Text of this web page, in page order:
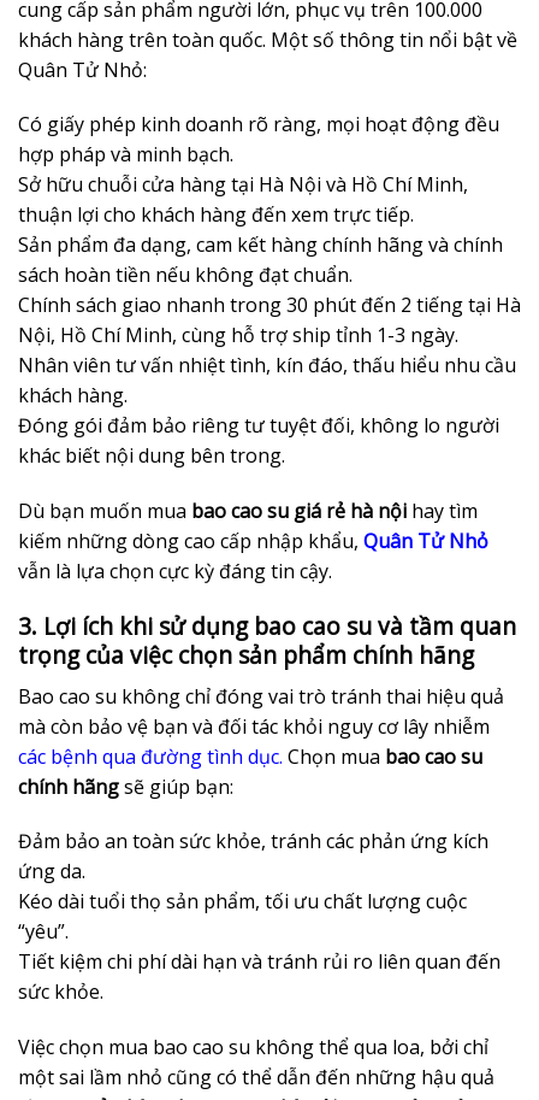
cung cấp sản phẩm người lớn, phục vụ trên 100.000
khách hàng trên toàn quốc. Một số thông tin nổi bật về
Quân Tử Nhỏ:
Có giấy phép kinh doanh rõ ràng, mọi hoạt động đều
hợp pháp và minh bạch.
Sở hữu chuỗi cửa hàng tại Hà Nội và Hồ Chí Minh,
thuận lợi cho khách hàng đến xem trực tiếp.
Sản phẩm đa dạng, cam kết hàng chính hãng và chính
sách hoàn tiền nếu không đạt chuẩn.
Chính sách giao nhanh trong 30 phút đến 2 tiếng tại Hà
Nội, Hồ Chí Minh, cùng hỗ trợ ship tỉnh 1-3 ngày.
Nhân viên tư vấn nhiệt tình, kín đáo, thấu hiểu nhu cầu
khách hàng.
Đóng gói đảm bảo riêng tư tuyệt đối, không lo người
khác biết nội dung bên trong.
Dù bạn muốn mua bao cao su giá rẻ hà nội hay tìm
kiếm những dòng cao cấp nhập khẩu, Quân Tử Nhỏ
vẫn là lựa chọn cực kỳ đáng tin cậy.
3. Lợi ích khi sử dụng bao cao su và tầm quan
trọng của việc chọn sản phẩm chính hãng
Bao cao su không chỉ đóng vai trò tránh thai hiệu quả
mà còn bảo vệ bạn và đối tác khỏi nguy cơ lây nhiễm
các bệnh qua đường tình dục. Chọn mua bao cao su
chính hãngsẽ giúp bạn:
Đảm bảo an toàn sức khỏe, tránh các phản ứng kích
ứng da.
Kéo dài tuổi thọ sản phẩm, tối ưu chất lượng cuộc
“yêu”.
Tiết kiệm chi phí dài hạn và tránh rủi ro liên quan đến
sức khỏe.
Việc chọn mua bao cao su không thể qua loa, bởi chỉ
một sai lầm nhỏ cũng có thể dẫn đến những hậu quả